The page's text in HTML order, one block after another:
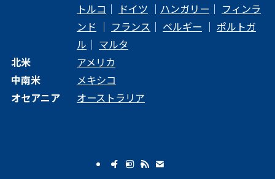
トルコ ｜ ドイツ ｜ ハンガリー ｜ フィンラ
ンド ｜ フランス ｜ ベルギー ｜ ポルトガ
ル ｜ マルタ
北米
アメリカ
中南米
メキシコ
オセアニア
オーストラリア